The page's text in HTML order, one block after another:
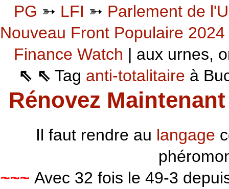
PG ➳ LFI ➳ Parlement de
Nouveau Front Populaire 2024
Finance Watch | aux urnes,
⇖ ⇖ Tag anti-totalitaire à
Rénovez
Il faut rendre au langage
~~~ Avec 32 fois le 49-3